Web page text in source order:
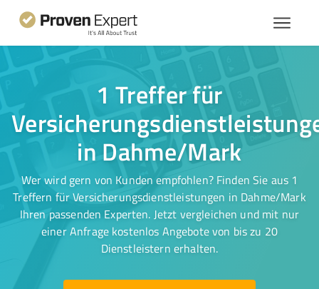
1 Treffer für
in Dahme/Mark
Wer wird gern von Kunden empfohlen? Finden Sie aus 1
Treffern für Versicherungsdienstleistungen in Dahme/Mark
Ihren passenden Experten. Jetzt vergleichen und mit nur
einer Anfrage kostenlos Angebote von bis zu 20
Dienstleistern erhalten.